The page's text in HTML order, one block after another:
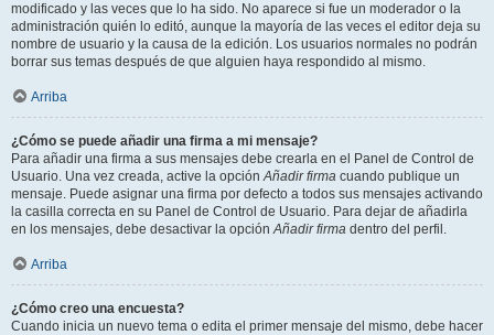
modificado y las veces que lo ha sido. No aparece si fue un moderador o la
administración quién lo editó, aunque la mayoría de las veces el editor deja su
nombre de usuario y la causa de la edición. Los usuarios normales no podrán
borrar sus temas después de que alguien haya respondido al mismo.
Arriba
¿Cómo se puede añadir una firma a mi mensaje?
Para añadir una firma a sus mensajes debe crearla en el Panel de Control de
Usuario. Una vez creada, active la opciónAñadir firma cuando publique un
mensaje. Puede asignar una firma por defecto a todos sus mensajes activando
la casilla correcta en su Panel de Control de Usuario. Para dejar de añadirla
en los mensajes, debe desactivar la opciónAñadir firma dentro del perfil.
Arriba
¿Cómo creo una encuesta?
Cuando inicia un nuevo tema o edita el primer mensaje del mismo, debe hacer